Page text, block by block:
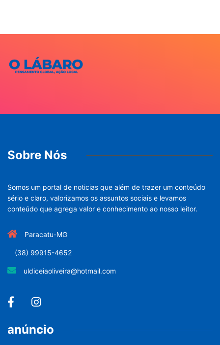
Sobre Nós
Somos um portal de noticias que além de trazer um conteúdo
sério e claro, valorizamos os assuntos sociais e levamos
conteúdo que agrega valor e conhecimento ao nosso leitor.
Paracatu-MG
(38) 99915-4652
uldiceiaoliveira@hotmail.com
anúncio